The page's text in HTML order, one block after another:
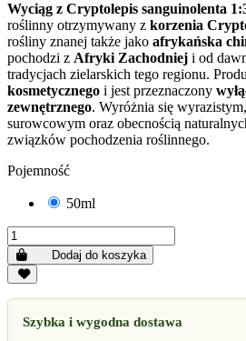
Wyciąg z Cryptolepis sanguinolenta
roślinny otrzymywany z korzenia
rośliny znanej także jako afrykańska
pochodzi z Afryki Zachodniej i od
tradycjach zielarskich tego regionu.
kosmetycznego i jest przeznaczony
zewnętrznego. Wyróżnia się
surowcowym oraz obecnością
związków pochodzenia roślinnego.
Pojemność
50ml
Dodaj do koszyka
Szybka i wygodna dostawa